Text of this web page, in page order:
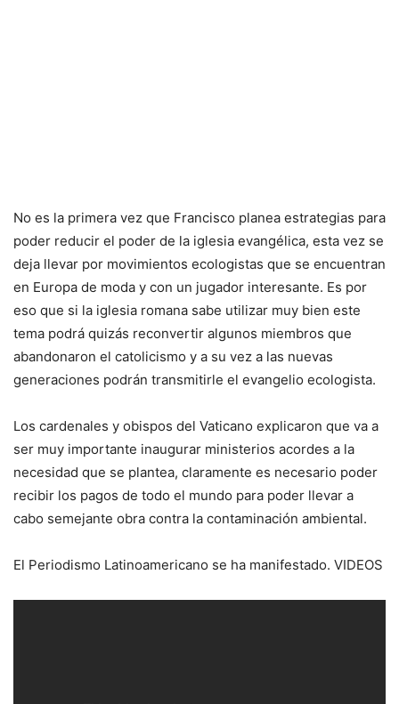
No es la primera vez que Francisco planea estrategias para
poder reducir el poder de la iglesia evangélica, esta vez se
deja llevar por movimientos ecologistas que se encuentran
en Europa de moda y con un jugador interesante. Es por
eso que si la iglesia romana sabe utilizar muy bien este
tema podrá quizás reconvertir algunos miembros que
abandonaron el catolicismo y a su vez a las nuevas
generaciones podrán transmitirle el evangelio ecologista.
Los cardenales y obispos del Vaticano explicaron que va a
ser muy importante inaugurar ministerios acordes a la
necesidad que se plantea, claramente es necesario poder
recibir los pagos de todo el mundo para poder llevar a
cabo semejante obra contra la contaminación ambiental.
El Periodismo Latinoamericano se ha manifestado. VIDEOS